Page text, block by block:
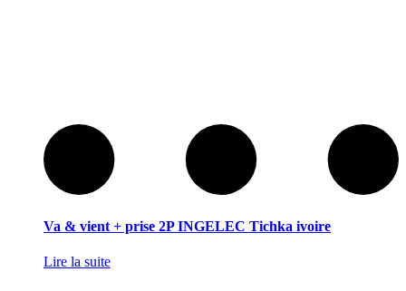
Va & vient + prise 2P INGELEC Tichka ivoire
Lire la suite